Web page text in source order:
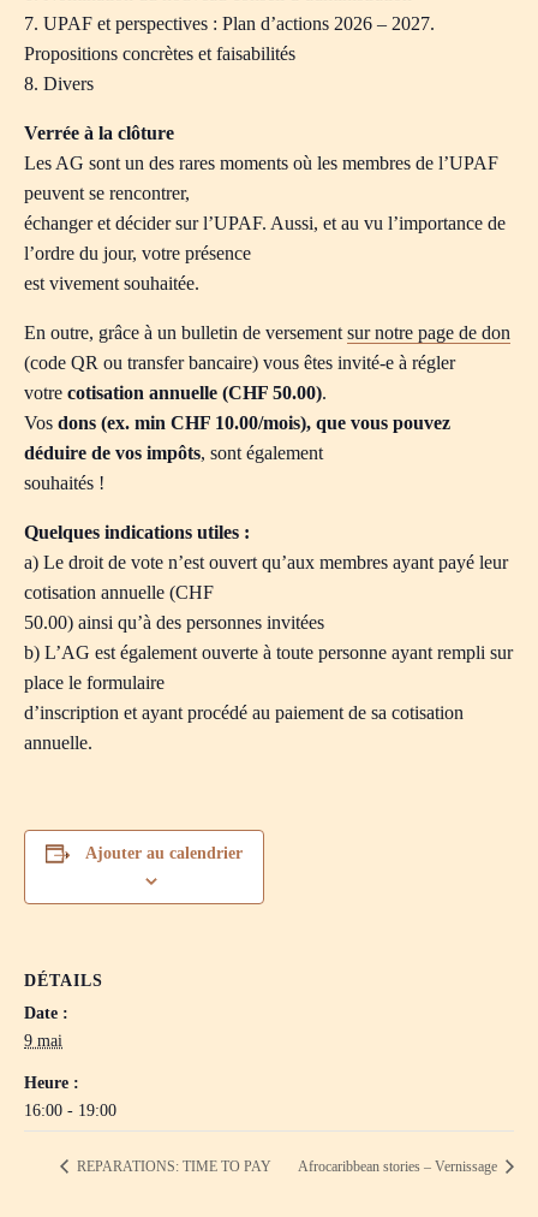
7. UPAF et perspectives : Plan d’actions 2026 – 2027.
Propositions concrètes et faisabilités
8. Divers
Verrée à la clôture
Les AG sont un des rares moments où les membres de l’UPAF
peuvent se rencontrer,
échanger et décider sur l’UPAF. Aussi, et au vu l’importance de
l’ordre du jour, votre présence
est vivement souhaitée.
En outre, grâce à un bulletin de versementsur notre page de don
(code QR ou transfer bancaire) vous êtes invité-e à régler
votre cotisation annuelle (CHF 50.00).
Vos dons (ex. min CHF 10.00/mois), que vous pouvez
déduire de vos impôts, sont également
souhaités !
Quelques indications utiles :
a) Le droit de vote n’est ouvert qu’aux membres ayant payé leur
cotisation annuelle (CHF
50.00) ainsi qu’à des personnes invitées
b) L’AG est également ouverte à toute personne ayant rempli sur
place le formulaire
d’inscription et ayant procédé au paiement de sa cotisation
annuelle.
Ajouter au calendrier
DÉTAILS
Date :
9 mai
Heure :
16:00 - 19:00
REPARATIONS: TIME TO PAY Afrocaribbean stories – Vernissage